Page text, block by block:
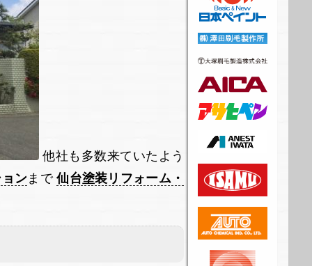
他社も多数来ていたよう
ンまで仙台塗装リフォーム・